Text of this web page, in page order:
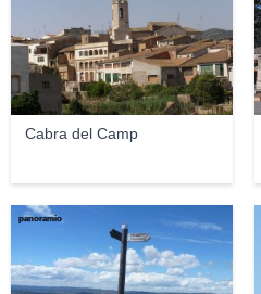
Cabra del Camp
panoramio